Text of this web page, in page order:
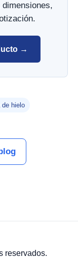
→
de hielo
reservados.